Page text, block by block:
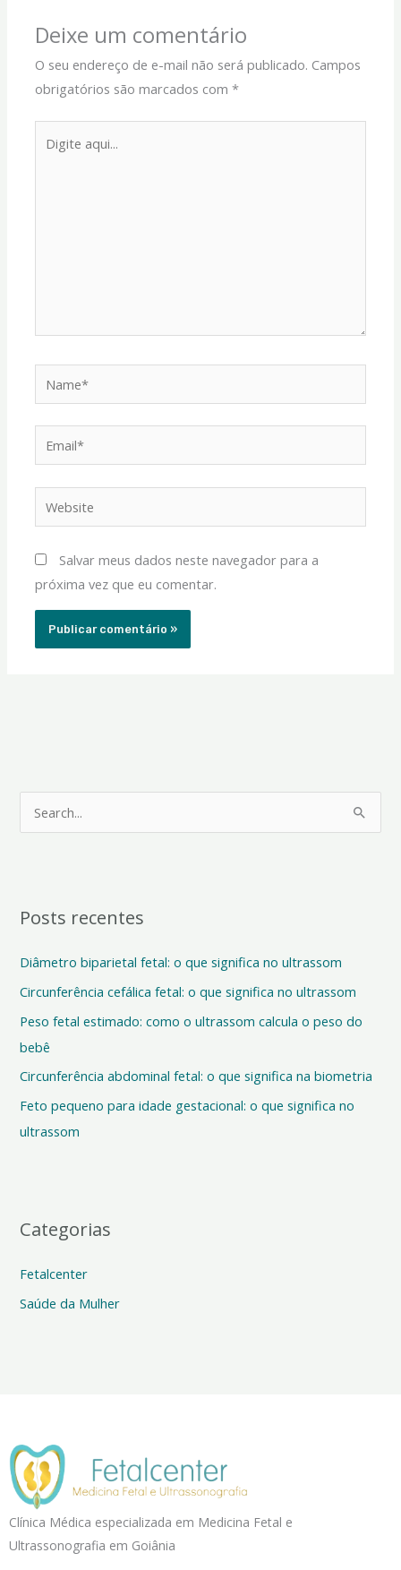
Deixe um comentário
O seu endereço de e-mail não será publicado. Campos
obrigatórios são marcados com*
aqui...
Salvar meus dados neste navegador para a
próxima vez que eu comentar.
u
s
a
r
p
o
r
:
Posts recentes
Diâmetro biparietal fetal: o que significa no ultrassom
Circunferência cefálica fetal: o que significa no ultrassom
Peso fetal estimado: como o ultrassom calcula o peso do
bebê
Circunferência abdominal fetal: o que significa na biometria
Feto pequeno para idade gestacional: o que significa no
ultrassom
Categorias
Fetalcenter
Saúde da Mulher
Clínica Médica especializada em Medicina Fetal e
Ultrassonografia em Goiânia